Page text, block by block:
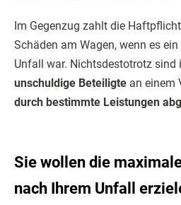
Im Gegenzug zahlt die
Schäden am Wagen, wenn es
Unfall war. Nichtsdestotrotz sind
unschuldige Beteiligte an einem
durch bestimmte Leistungen
Sie wollen die
nach Ihrem Unfall